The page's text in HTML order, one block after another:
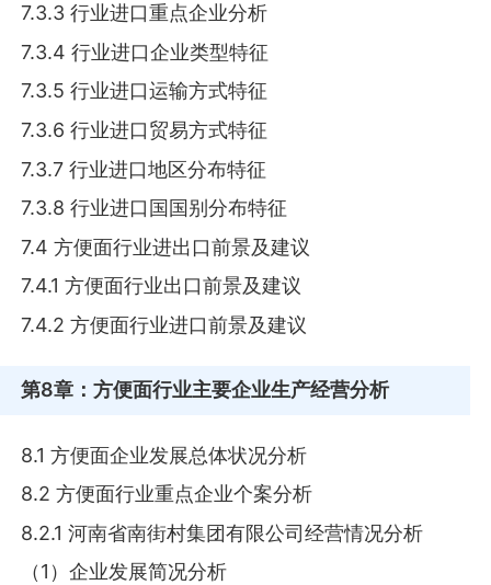
7.3.3 行业进口重点企业分析
7.3.4 行业进口企业类型特征
7.3.5 行业进口运输方式特征
7.3.6 行业进口贸易方式特征
7.3.7 行业进口地区分布特征
7.3.8 行业进口国国别分布特征
7.4 方便面行业进出口前景及建议
7.4.1 方便面行业出口前景及建议
7.4.2 方便面行业进口前景及建议
第8章 ：方便面行业主要企业生产经营分析
8.1 方便面企业发展总体状况分析
8.2 方便面行业重点企业个案分析
8.2.1 河南省南街村集团有限公司经营情况分析
（1）企业发展简况分析